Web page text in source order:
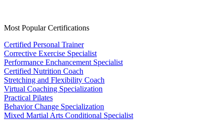
Most Popular Certifications
Certified Personal Trainer
Corrective Exercise Specialist
Performance Enchancement Specialist
Certified Nutrition Coach
Stretching and Flexibility Coach
Virtual Coaching Specialization
Practical Pilates
Behavior Change Specialization
Mixed Martial Arts Conditional Specialist